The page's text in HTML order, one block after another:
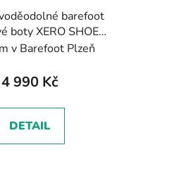
barefoot
boty XERO SHOES
Trail Mid WP - černá/
v Barefoot Plzeň
4 990 Kč
DETAIL